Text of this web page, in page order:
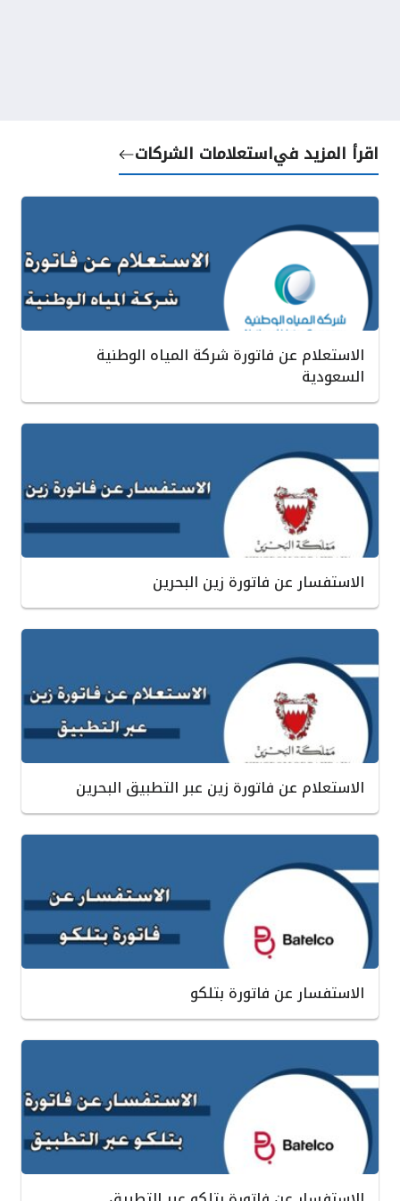
اقرأ المزيد فياستعلامات الشركات
الاستعلام عن فاتورة شركة المياه الوطنية
السعودية
الاستفسار عن فاتورة زين البحرين
الاستعلام عن فاتورة زين عبر التطبيق البحرين
الاستفسار عن فاتورة بتلكو